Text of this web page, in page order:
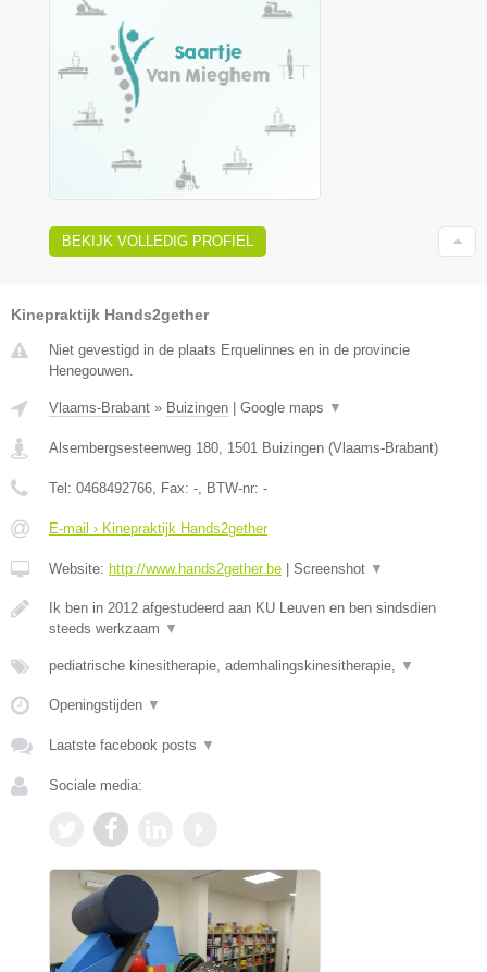
BEKIJK VOLLEDIG PROFIEL
Kinepraktijk Hands2gether
Niet gevestigd in de plaats Erquelinnes en in de provincie
Henegouwen.
Vlaams-Brabant » Buizingen | Google maps ▼
Alsembergsesteenweg 180 1501 Buizingen (Vlaams-Brabant)
Tel: 0468492766 , Fax: - , BTW-nr: -
E-mail › Kinepraktijk Hands2gether
Website: http://www.hands2gether.be | Screenshot ▼
Ik ben in 2012 afgestudeerd aan KU Leuven en ben sindsdien
steeds werkzaam ▼
pediatrische kinesitherapie, ademhalingskinesitherapie, ▼
Openingstijden ▼
Laatste facebook posts ▼
Sociale media: